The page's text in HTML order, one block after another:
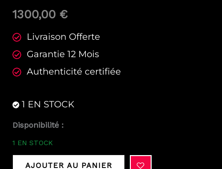
1300,00 €
Livraison Offerte
Garantie 12 Mois
Authenticité certifiée
1 EN STOCK
Disponibilité :
1 EN STOCK
quantité
Faubourg
AJOUTER AU PANIER